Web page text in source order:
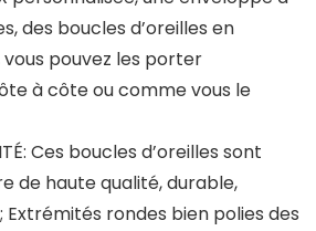
des boucles d’oreilles en
pouvez les porter
à côte ou comme vous le
Ces boucles d’oreilles sont
de haute qualité, durable,
Extrémités rondes bien polies des